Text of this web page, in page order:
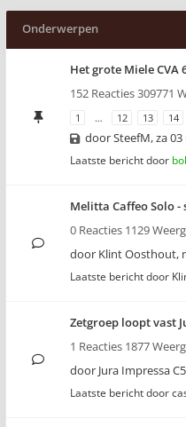
Onderwerpen
Het grote Miele CVA
152 Reacties 309771
1 … 12 13 14
doorSteefM,za
Laatste bericht door
Melitta Caffeo Solo
0 Reacties 1129
door Klint Oosthout,
Laatste bericht door
Zetgroep loopt vast
1 Reacties 1877
door Jura Impressa C5
Laatste bericht door